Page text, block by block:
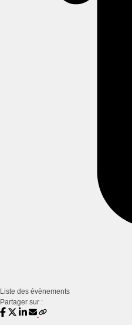
Liste des évènements
Partager sur :